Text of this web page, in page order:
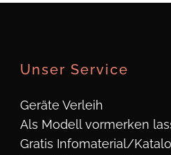
Unser Service
Geräte Verleih
Als Modell vormerken
Gratis Infomaterial/